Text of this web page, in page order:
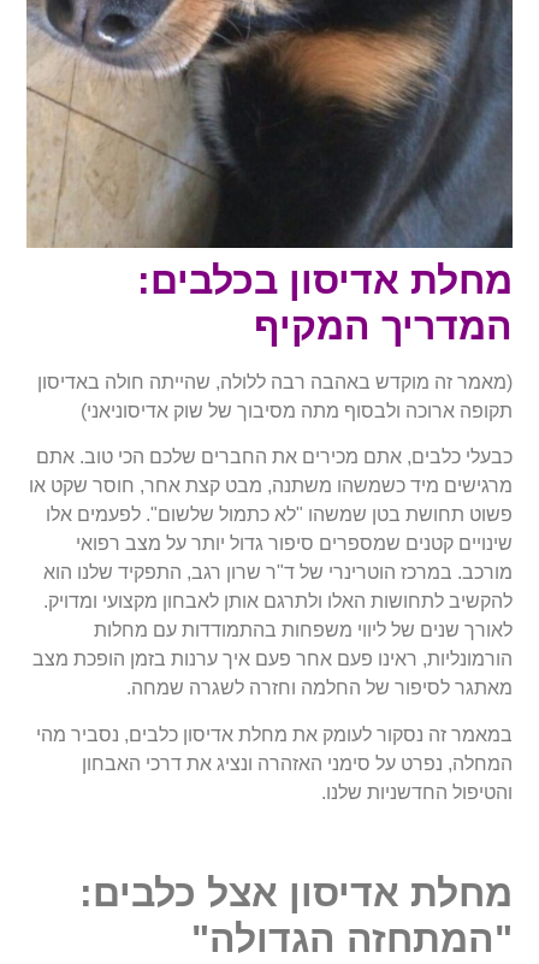
מחלת אדיסון בכלבים:
המדריך המקיף
(מאמר זה מוקדש באהבה רבה ללולה, שהייתה חולה באדיסון
תקופה ארוכה ולבסוף מתה מסיבוך של שוק אדיסוניאני)
כבעלי כלבים, אתם מכירים את החברים שלכם הכי טוב. אתם
מרגישים מיד כשמשהו משתנה, מבט קצת אחר, חוסר שקט או
פשוט תחושת בטן שמשהו "לא כתמול שלשום". לפעמים אלו
שינויים קטנים שמספרים סיפור גדול יותר על מצב רפואי
מורכב. במרכז הוטרינרי של ד"ר שרון רגב, התפקיד שלנו הוא
להקשיב לתחושות האלו ולתרגם אותן לאבחון מקצועי ומדויק.
לאורך שנים של ליווי משפחות בהתמודדות עם מחלות
הורמונליות, ראינו פעם אחר פעם איך ערנות בזמן הופכת מצב
מאתגר לסיפור של החלמה וחזרה לשגרה שמחה.
במאמר זה נסקור לעומק את מחלת אדיסון כלבים, נסביר מהי
המחלה, נפרט על סימני האזהרה ונציג את דרכי האבחון
והטיפול החדשניות שלנו.
מחלת אדיסון אצל כלבים:
"המתחזה הגדולה"